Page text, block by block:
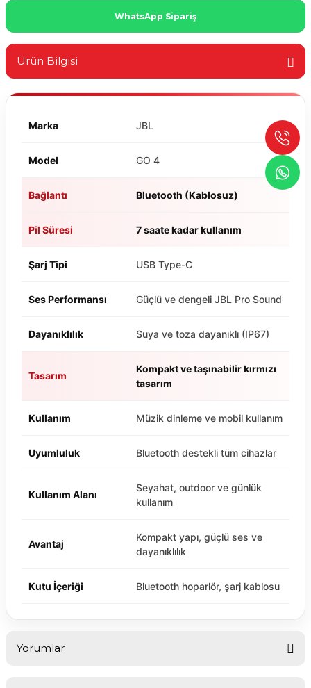
WhatsApp Sipariş
Ürün Bilgisi
Marka JBL
Model GO 4
Bağlantı Bluetooth (Kablosuz)
Pil Süresi 7 saate kadar kullanım
Şarj Tipi USB Type-C
Ses Performansı Güçlü ve dengeli JBL Pro Sound
Dayanıklılık Suya ve toza dayanıklı (IP67)
Tasarım
Kompakt ve taşınabilir kırmızı
tasarım
Kullanım Müzik dinleme ve mobil kullanım
Uyumluluk Bluetooth destekli tüm cihazlar
Kullanım Alanı
Seyahat, outdoor ve günlük
kullanım
Avantaj
Kompakt yapı, güçlü ses ve
dayanıklılık
Kutu İçeriği Bluetooth hoparlör, şarj kablosu
Yorumlar